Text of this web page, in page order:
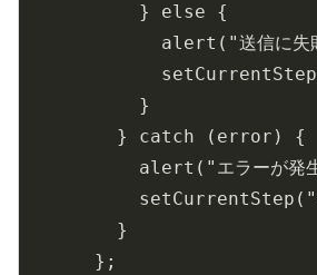
          } else {
alert("送信に失
          }
        } catch (error) {
alert("エラーが発
        }
      };